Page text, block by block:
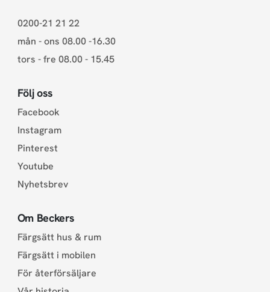
0200-21 21 22
mån - ons 08.00 -16.30
tors - fre 08.00 - 15.45
Följ oss
Facebook
Instagram
Pinterest
Youtube
Nyhetsbrev
Om Beckers
Färgsätt hus & rum
Färgsätt i mobilen
För återförsäljare